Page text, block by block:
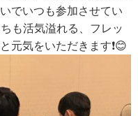
でいつも参加させてい
も活気溢れる、フレッ
元気をいただきます❗️😊